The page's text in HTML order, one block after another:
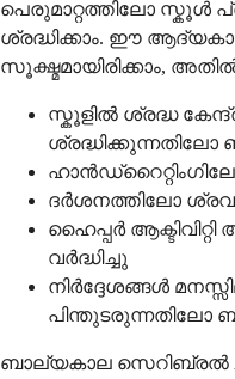
പെരുമാറ്റത്തിലോ സ്കൂൾ
ശ്രദ്ധിക്കാം. ഈ
സൂക്ഷ്മമായിരിക്കാം,
സ്കൂളിൽ ശ്രദ്ധ
ശ്രദ്ധിക്കുന്നതിലോ
ദർശനത്തിലോ
ഹൈപ്പർ
വർദ്ധിച്ചു
നിർദ്ദേശങ്ങൾ
പിന്തുടരുന്നതിലോ
ബാല്യകാല സെറിബ്രൽ